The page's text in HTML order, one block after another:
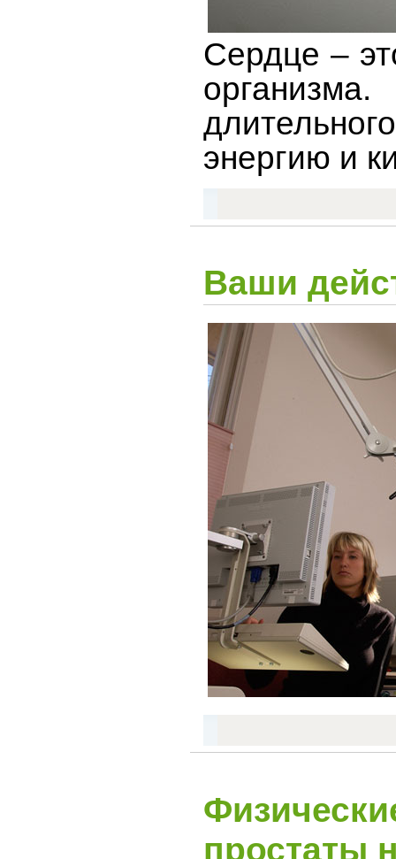
Сердце –
энергию и
Ваши
простаты